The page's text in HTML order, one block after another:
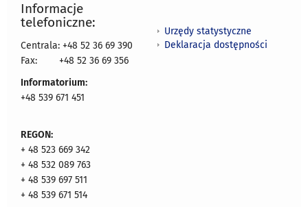
Informacje
telefoniczne:
Centrala: +48 52 36 69 390
Fax:
+48 52 36 69 356
Informatorium:
+48 539 671 451
REGON:
+ 48 523 669 342
+ 48 532 089 763
+ 48 539 697 511
+ 48 539 671 514
Urzędy statystyczne
Deklaracja dostępności